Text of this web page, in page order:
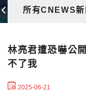
所有CNEWS新
林亮君遭恐嚇公
不了我
2025-06-21